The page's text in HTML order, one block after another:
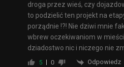
droga przez wieś, czy
to podzielić ten projekt na
porządnie !?! Nie dziwi mnie
wbrew oczekiwaniom w
dziadostwo nic i niczego nie
5 0 Odpowiedz